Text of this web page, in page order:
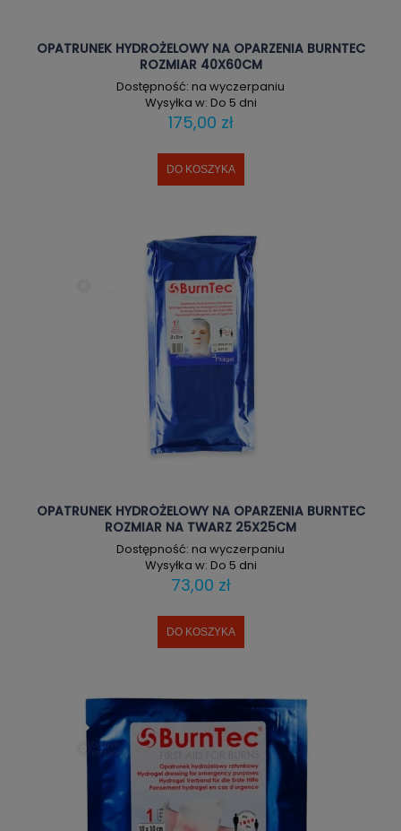
OPATRUNEK HYDROŻELOWY NA OPARZENIA BURNTEC
ROZMIAR 40X60CM
Dostępność: na wyczerpaniu
Wysyłka w: Do 5 dni
175,00 zł
DO KOSZYKA
OPATRUNEK HYDROŻELOWY NA OPARZENIA BURNTEC
ROZMIAR NA TWARZ 25X25CM
Dostępność: na wyczerpaniu
Wysyłka w: Do 5 dni
73,00 zł
DO KOSZYKA